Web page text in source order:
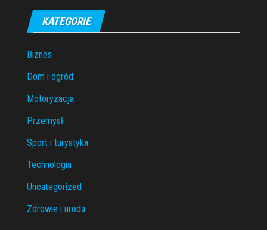
KATEGORIE
Biznes
Dom i ogród
Motoryzacja
Przemysł
Sport i turystyka
Technologia
Uncategorized
Zdrowie i uroda